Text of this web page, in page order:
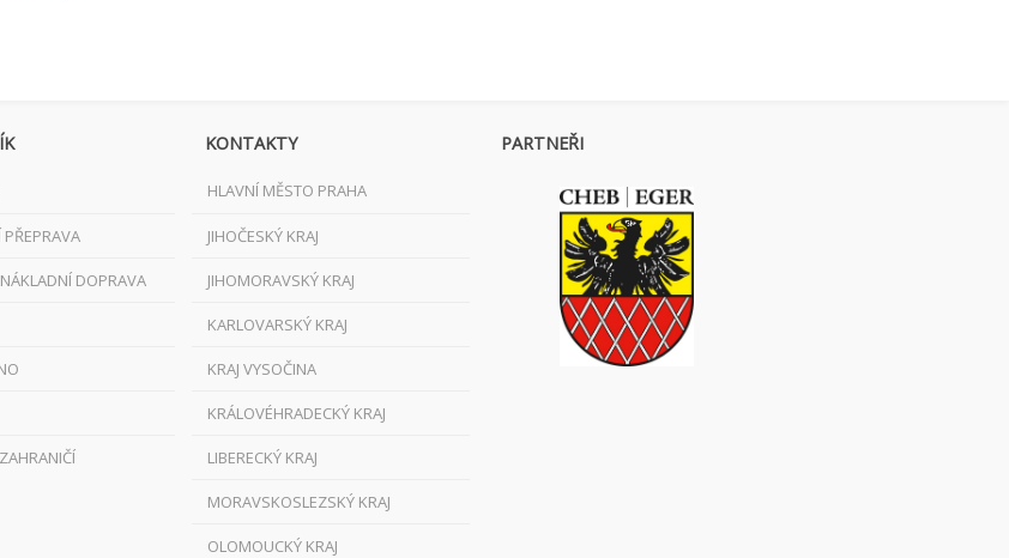
DOPRAVA
KONTAKTY
HLAVNÍ MĚSTO PRAHA
JIHOČESKÝ KRAJ
JIHOMORAVSKÝ KRAJ
KARLOVARSKÝ KRAJ
KRAJ VYSOČINA
KRÁLOVÉHRADECKÝ KRAJ
LIBERECKÝ KRAJ
MORAVSKOSLEZSKÝ KRAJ
OLOMOUCKÝ KRAJ
PARTNEŘI